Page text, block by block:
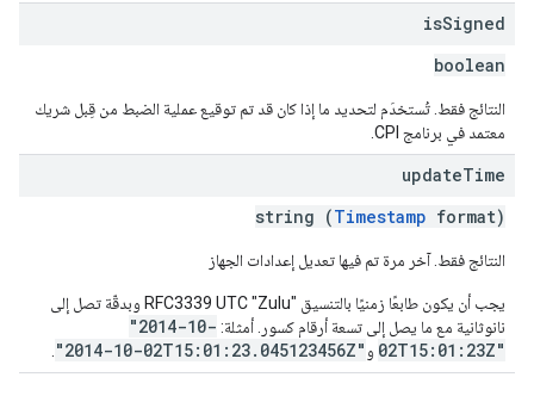
isSigned
boolean
النتائج فقط. تُستخدَم لتحديد ما إذا كان قد تم توقيع عملية الضبط من قِبل شريك
معتمد في برنامج CPI.
updateTime
string (Timestamp format)
النتائج فقط. آخر مرة تم فيها تعديل إعدادات الجهاز
يجب أن يكون طابعًا زمنيًا بالتنسيق RFC3339 UTC "Zulu"‎ وبدقّة تصل إلى
نانوثانية مع ما يصل إلى تسعة أرقام كسور. أمثلة: "2014-10-
02T15:01:23Z" و "2014-10-02T15:01:23.045123456Z"